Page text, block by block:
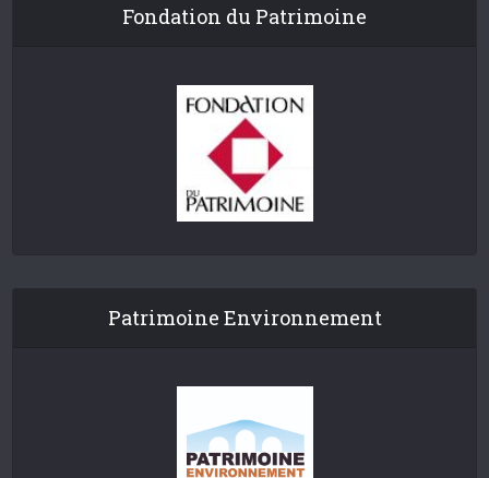
Fondation du Patrimoine
Patrimoine Environnement